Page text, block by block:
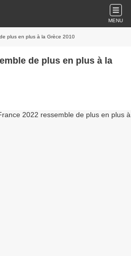
MENU
plus en plus à la Grèce 2010
de plus en plus à la